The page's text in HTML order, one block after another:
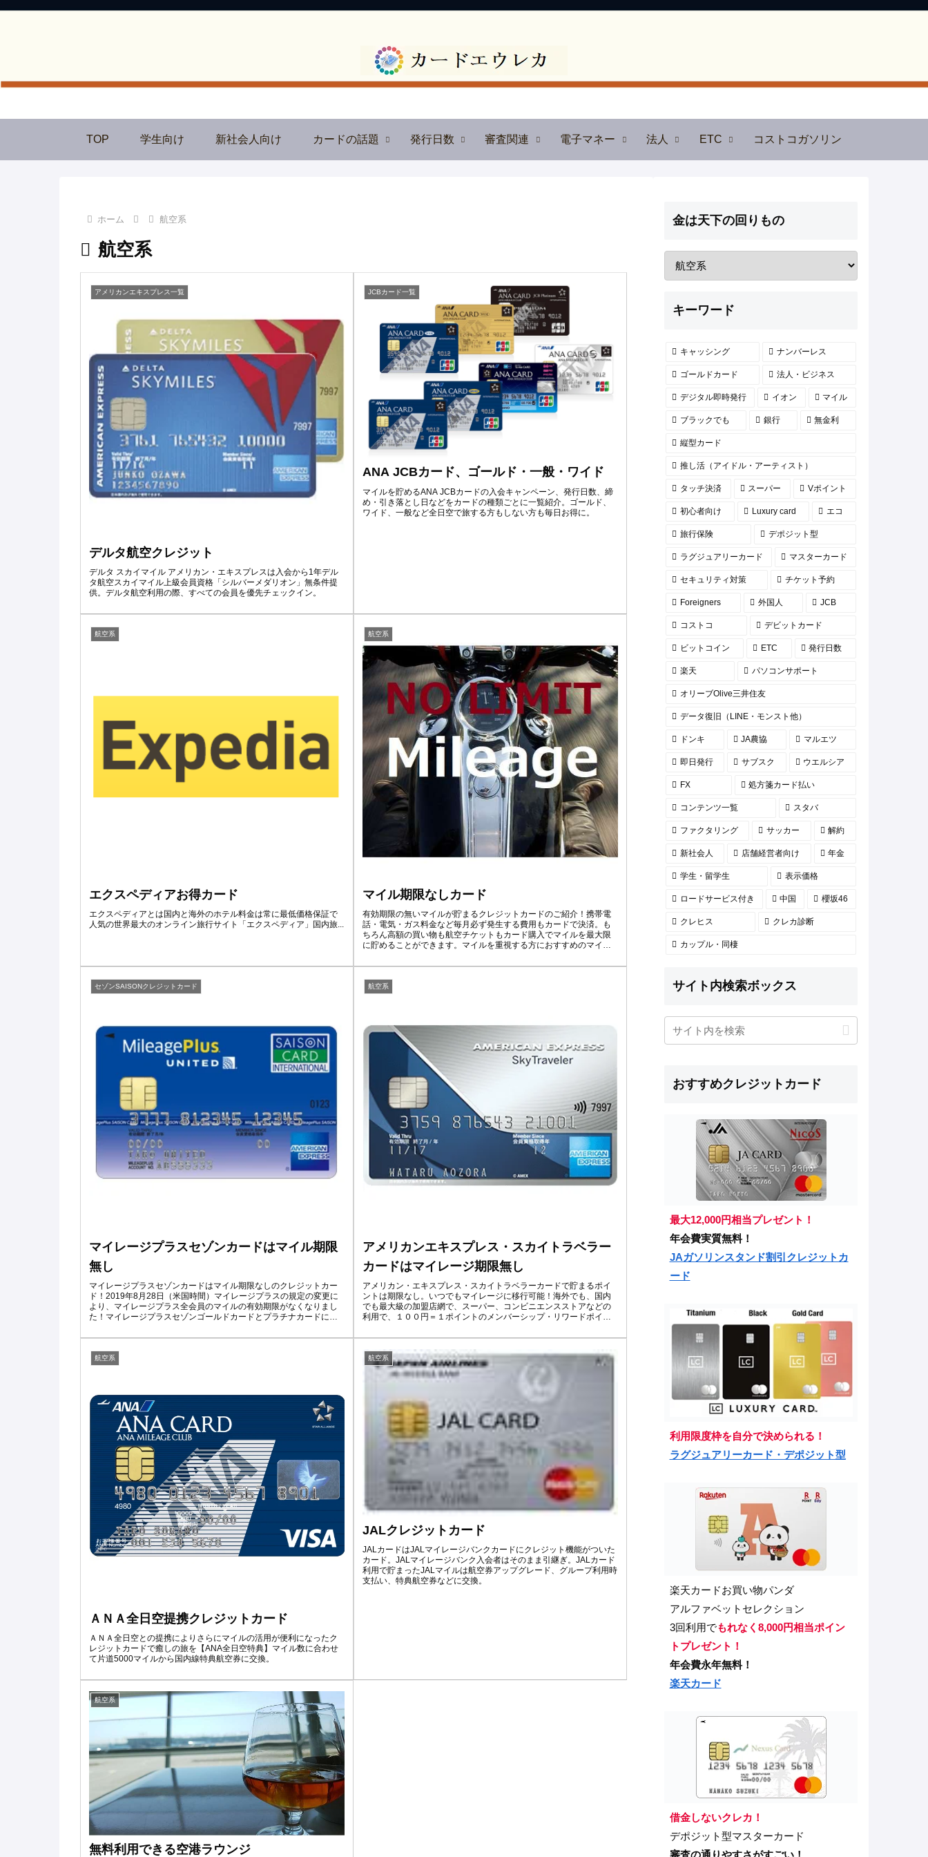
TOP 学生向け 新社会人向け カードの話題 発行日数 審査関連 電子マネー 法人 ETC コストコガソリン
ホーム 航空系
航空系
アメリカンエキスプレス一覧
デルタ航空クレジット
デルタ スカイマイル アメリカン・エキスプレスは入会から1年デル
タ航空スカイマイル上級会員資格「シルバーメダリオン」無条件提
供。デルタ航空利用の際、すべての会員を優先チェックイン。
JCBカード一覧
ANA JCBカード、ゴールド・一般・ワイド
マイルを貯めるANA JCBカードの入会キャンペーン、発行日数、締
め・引き落とし日などをカードの種類ごとに一覧紹介。ゴールド、
ワイド、一般など全日空で旅する方もしない方も毎日お得に。
航空系
エクスペディアお得カード
エクスペディアとは国内と海外のホテル料金は常に最低価格保証で
人気の世界最大のオンライン旅行サイト「エクスペディア」国内旅...
航空系
マイル期限なしカード
有効期限の無いマイルが貯まるクレジットカードのご紹介！携帯電
話・電気・ガス料金など毎月必ず発生する費用もカードで決済。も
ちろん高額の買い物も航空チケットもカード購入でマイルを最大限
に貯めることができます。マイルを重視する方におすすめのマイレ
セゾンSAISONクレジットカード
マイレージプラスセゾンカードはマイル期限
無し
マイレージプラスセゾンカードはマイル期限なしのクレジットカー
ド！2019年8月28日（米国時間）マイレージプラスの規定の変更に
より、マイレージプラス全会員のマイルの有効期限がなくなりまし
た！マイレージプラスセゾンゴールドカードとプラチナカードに新
航空系
アメリカンエキスプレス・スカイトラベラー
カードはマイレージ期限無し
アメリカン・エキスプレス・スカイトラベラーカードで貯まるポイ
ントは期限なし。いつでもマイレージに移行可能！海外でも、国内
でも最大級の加盟店網で、スーパー、コンビニエンスストアなどの
利用で、１００円＝１ポイントのメンバーシップ・リワードポイン
ードでの支払い代金への充当や、提携航空会社のマイルに移行が可
航空系
ＡＮＡ全日空提携クレジットカード
ＡＮＡ全日空との提携によりさらにマイルの活用が便利になったク
レジットカードで癒しの旅を【ANA全日空特典】マイル数に合わせ
て片道5000マイルから国内線特典航空券に交換。
航空系
JALクレジットカード
JALカードはJALマイレージバンクカードにクレジット機能がついた
カード。JALマイレージバンク入会者はそのまま引継ぎ。JALカード
利用で貯まったJALマイルは航空券アップグレード、グループ利用時
支払い、特典航空券などに交換。
航空系
無料利用できる空港ラウンジ
金は天下の回りもの
キーワード
キャッシング ナンバーレス
ゴールドカード 法人・ビジネス
デジタル即時発行 イオン マイル
ブラックでも 銀行 無金利
縦型カード
推し活（アイドル・アーティスト）
タッチ決済 スーパー Vポイント
初心者向け Luxury card エコ
旅行保険 デポジット型
ラグジュアリーカード マスターカード
セキュリティ対策 チケット予約
Foreigners 外国人 JCB
コストコ デビットカード
ビットコイン ETC 発行日数
楽天 パソコンサポート
オリーブOlive三井住友
データ復旧（LINE・モンスト他）
ドンキ JA農協 マルエツ
即日発行 サブスク ウエルシア
FX 処方箋カード払い
コンテンツ一覧 スタバ
ファクタリング サッカー 解約
新社会人 店舗経営者向け 年金
学生・留学生 表示価格
ロードサービス付き 中国 櫻坂46
クレヒス クレカ診断
カップル・同棲
サイト内検索ボックス
おすすめクレジットカード
最大12,000円相当プレゼント！
年会費実質無料！
JAガソリンスタンド割引クレジットカ
ード
利用限度枠を自分で決められる！
ラグジュアリーカード・デポジット型
楽天カードお買い物パンダ
アルファベットセレクション
3回利用でもれなく8,000円相当ポイン
トプレゼント！
年会費永年無料！
楽天カード
借金しないクレカ！
デポジット型マスターカード
審査の通りやすさがすごい！